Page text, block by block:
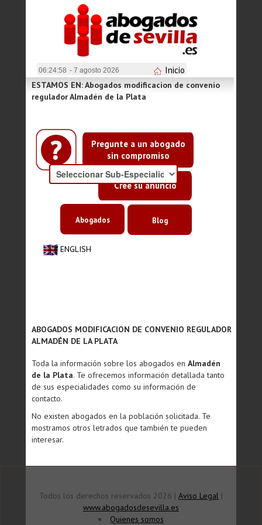
06:24:58 - 7 agosto 2026 Inicio
Pregunte a un abogado
sin compromiso
Cree su anuncio
ESTAMOS EN: Abogados modificacion de convenio
regulador Almadén de la Plata
ENGLISH
Abogados Blog
ABOGADOS MODIFICACION DE CONVENIO REGULADOR
ALMADÉN DE LA PLATA
Toda la información sobre los abogados en Almadén
de la Plata. Te ofrecemos información detallada tanto
de sus especialidades como su información de
contacto.
No existen abogados en la población solicitada. Te
mostramos otros letrados que también te pueden
interesar.
Todos los derechos reservados 2026 | Aviso Legal |
www.abogadosdesevilla.es
Quienes somos